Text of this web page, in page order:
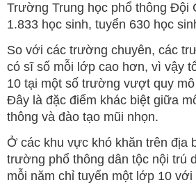
Trường Trung học phổ thông Đội
1.833 học sinh, tuyển 630 học
So với các trường chuyên, các
có sĩ số mỗi lớp cao hơn, vì vậy
10 tại một số trường vượt quy
Đây là đặc điểm khác biệt giữa
thông và đào tạo mũi nhọn.
Ở các khu vực khó khăn trên địa
trường phổ thông dân tộc nội trú
mỗi năm chỉ tuyển một lớp 10